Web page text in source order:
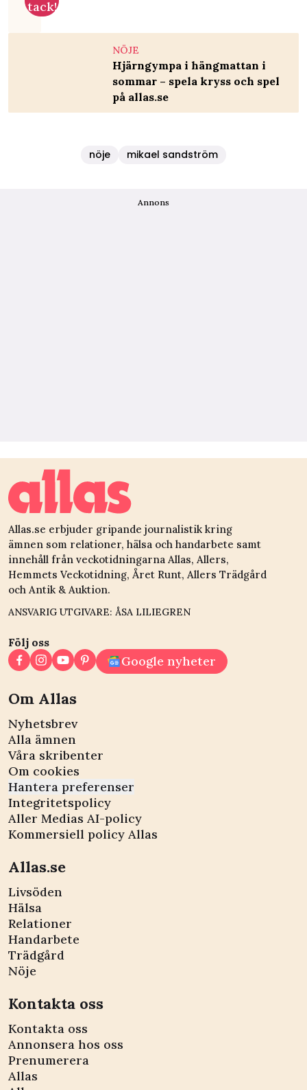
tack!
NÖJE
Hjärngympa i hängmattan i
sommar – spela kryss och spel
på allas.se
nöje mikael sandström
Annons
Allas.se erbjuder gripande journalistik kring
ämnen som relationer, hälsa och handarbete samt
innehåll från veckotidningarna Allas, Allers,
Hemmets Veckotidning, Året Runt, Allers Trädgård
och Antik & Auktion.
ANSVARIG UTGIVARE: ÅSA LILIEGREN
Följ oss
Google nyheter
Om Allas
Nyhetsbrev
Alla ämnen
Våra skribenter
Om cookies
Hantera preferenser
Integritetspolicy
Aller Medias AI-policy
Kommersiell policy Allas
Allas.se
Livsöden
Hälsa
Relationer
Handarbete
Trädgård
Nöje
Kontakta oss
Kontakta oss
Annonsera hos oss
Prenumerera
Allas